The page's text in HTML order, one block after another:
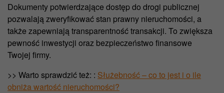
Dokumenty potwierdzające dostęp do drogi publicznej
pozwalają zweryfikować stan prawny nieruchomości, a
także zapewniają transparentność transakcji. To zwiększa
pewność inwestycji oraz bezpieczeństwo finansowe
Twojej firmy.
>> Warto sprawdzić też: : Służebność – co to jest i o ile
obniża wartość nieruchomości?